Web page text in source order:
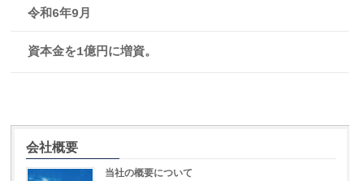
令和6年9月
資本金を1億円に増資。
会社概要
当社の概要について